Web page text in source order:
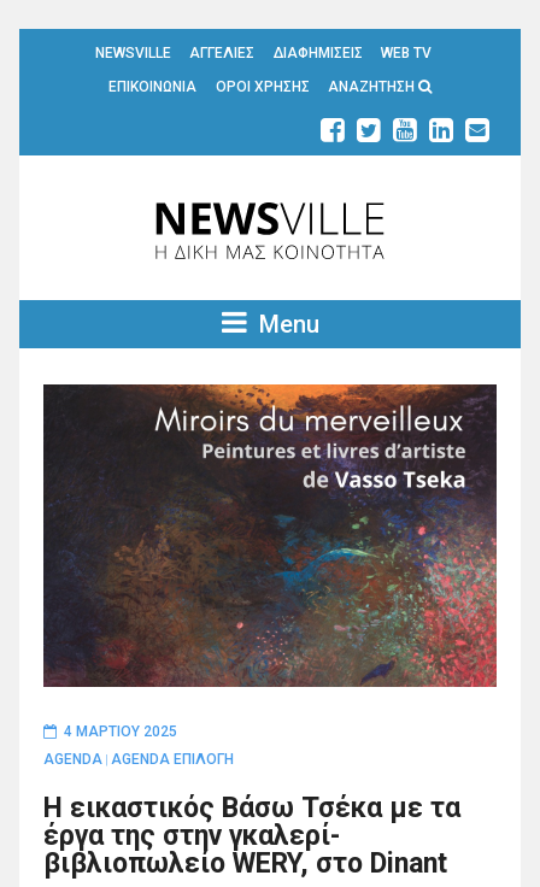
NEWSVILLE ΑΓΓΕΛΙΕΣ ΔΙΑΦΗΜΙΣΕΙΣ
WEB TV
ΕΠΙΚΟΙΝΩΝΙΑ
ΟΡΟΙ ΧΡΗΣΗΣ ΑΝΑΖΗΤΗΣΗ
Menu
4 ΜΑΡΤΊΟΥ 2025
AGENDA AGENDA ΕΠΙΛΟΓΗ
Η εικαστικός Βάσω Τσέκα με τα
έργα της στην γκαλερί-
βιβλιοπωλείο WERY, στο Dinant